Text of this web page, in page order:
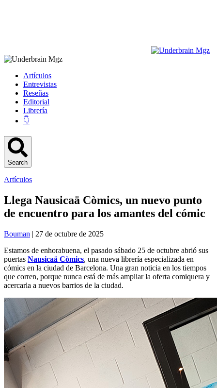
Artículos
Entrevistas
Reseñas
Editorial
Librería
👇
Search
Artículos
Llega Nausicaä Còmics, un nuevo punto
de encuentro para los amantes del cómic
Bouman | 27 de octubre de 2025
Estamos de enhorabuena, el pasado sábado 25 de octubre abrió sus
puertas Nausicaä Còmics, una nueva librería especializada en
cómics en la ciudad de Barcelona. Una gran noticia en los tiempos
que corren, porque nunca está de más ampliar la oferta comiquera y
acercarla a nuevos barrios de la ciudad.